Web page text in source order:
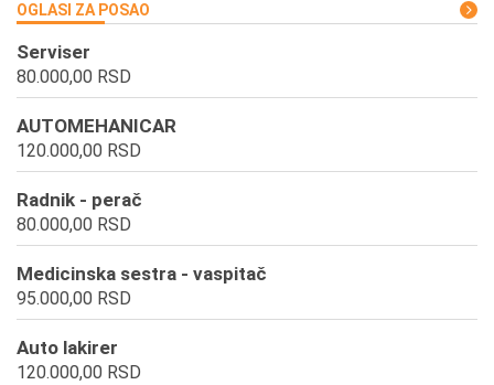
OGLASI ZA POSAO
Serviser
80.000,00 RSD
AUTOMEHANICAR
120.000,00 RSD
Radnik - perač
80.000,00 RSD
Medicinska sestra - vaspitač
95.000,00 RSD
Auto lakirer
120.000,00 RSD